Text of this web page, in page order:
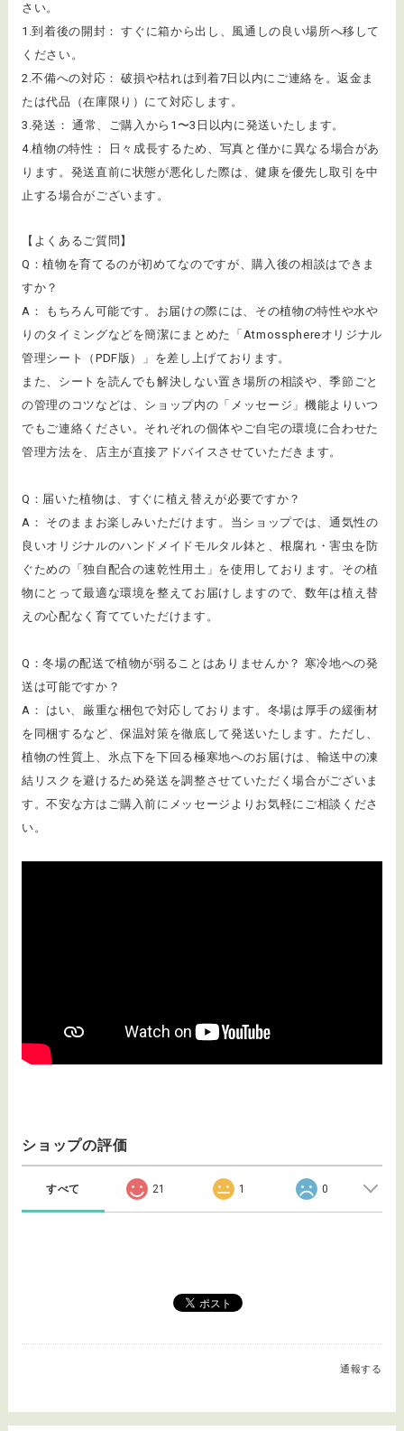
さい。
1.到着後の開封： すぐに箱から出し、風通しの良い場所へ移して
ください。
2.不備への対応： 破損や枯れは到着7日以内にご連絡を。返金ま
たは代品（在庫限り）にて対応します。
3.発送： 通常、ご購入から1〜3日以内に発送いたします。
4.植物の特性： 日々成長するため、写真と僅かに異なる場合があ
ります。発送直前に状態が悪化した際は、健康を優先し取引を中
止する場合がございます。
【よくあるご質問】
Q：植物を育てるのが初めてなのですが、購入後の相談はできま
すか？
A： もちろん可能です。お届けの際には、その植物の特性や水や
りのタイミングなどを簡潔にまとめた「Atmossphereオリジナル
管理シート（PDF版）」を差し上げております。
また、シートを読んでも解決しない置き場所の相談や、季節ごと
の管理のコツなどは、ショップ内の「メッセージ」機能よりいつ
でもご連絡ください。それぞれの個体やご自宅の環境に合わせた
管理方法を、店主が直接アドバイスさせていただきます。
Q：届いた植物は、すぐに植え替えが必要ですか？
A： そのままお楽しみいただけます。当ショップでは、通気性の
良いオリジナルのハンドメイドモルタル鉢と、根腐れ・害虫を防
ぐための「独自配合の速乾性用土」を使用しております。その植
物にとって最適な環境を整えてお届けしますので、数年は植え替
えの心配なく育てていただけます。
Q：冬場の配送で植物が弱ることはありませんか？ 寒冷地への発
送は可能ですか？
A： はい、厳重な梱包で対応しております。冬場は厚手の緩衝材
を同梱するなど、保温対策を徹底して発送いたします。ただし、
植物の性質上、氷点下を下回る極寒地へのお届けは、輸送中の凍
結リスクを避けるため発送を調整させていただく場合がございま
す。不安な方はご購入前にメッセージよりお気軽にご相談くださ
い。
ショップの評価
すべて 21 1 0
通報する